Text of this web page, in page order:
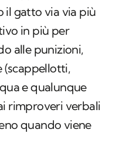
gatto via via più
in più per
alle punizioni,
(scappellotti,
e qualunque
rimproveri verbali
quando viene